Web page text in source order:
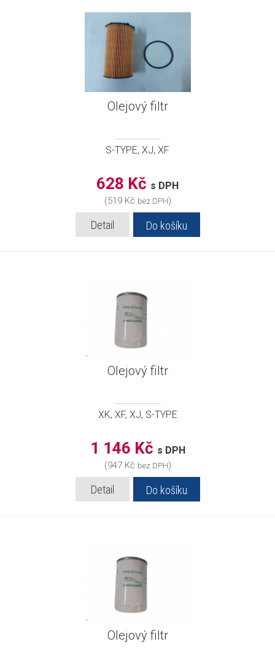
Olejový filtr
S-TYPE, XJ, XF
628 Kč s DPH
(519 Kč bez DPH)
Detail Do košíku
Olejový filtr
XK, XF, XJ, S-TYPE
1 146 Kč s DPH
(947 Kč bez DPH)
Detail Do košíku
Olejový filtr